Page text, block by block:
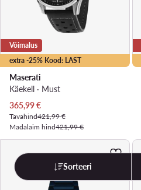
extra -25% Kood: LAST
Võimalus
Maserati
Käekell · Must
Praegune hind
365,99€
Tavahind421,99 €
Madalaim hind421,99 €
Sorteeri